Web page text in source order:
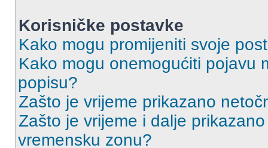
Korisničke postavke
Kako mogu promijeniti svoje
Kako mogu onemogućiti pojavu
popisu?
Zašto je vrijeme prikazano
Zašto je vrijeme i dalje
vremensku zonu?